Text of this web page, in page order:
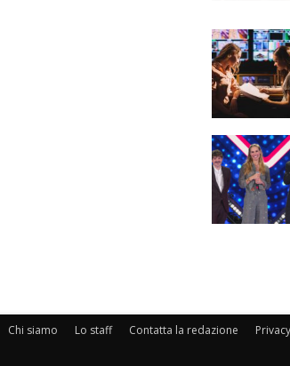
Chi siamo Lo staff Contatta la redazione Privacy